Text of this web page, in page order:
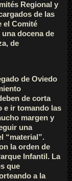
Regional y
de las
el Comité
docena de
de
de Oviedo
de corta
e ir tomando las
margen y
una
“material”.
la orden de
Infantil. La
que
a la